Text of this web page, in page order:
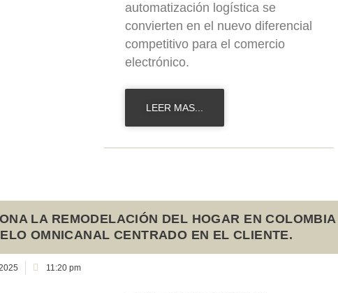
automatización logística se
convierten en el nuevo diferencial
competitivo para el comercio
electrónico.
LEER MAS...
LA REMODELACIÓN DEL HOGAR EN COLOMBIA
OMNICANAL CENTRADO EN EL CLIENTE.
11:20 pm